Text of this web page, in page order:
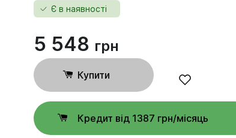
Є в наявності
5 548 грн
Купити
Кредит від 1387 грн/місяць